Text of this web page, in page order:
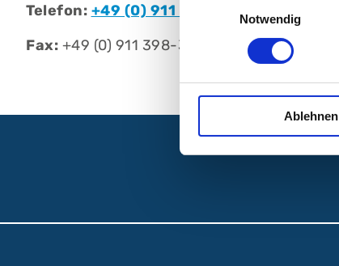
Notwendig
Ablehnen
Telefon: +49 (0) 911 398-2222
Fax: +49 (0) 911 398-3399